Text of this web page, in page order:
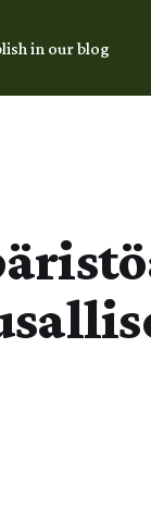
in our blog